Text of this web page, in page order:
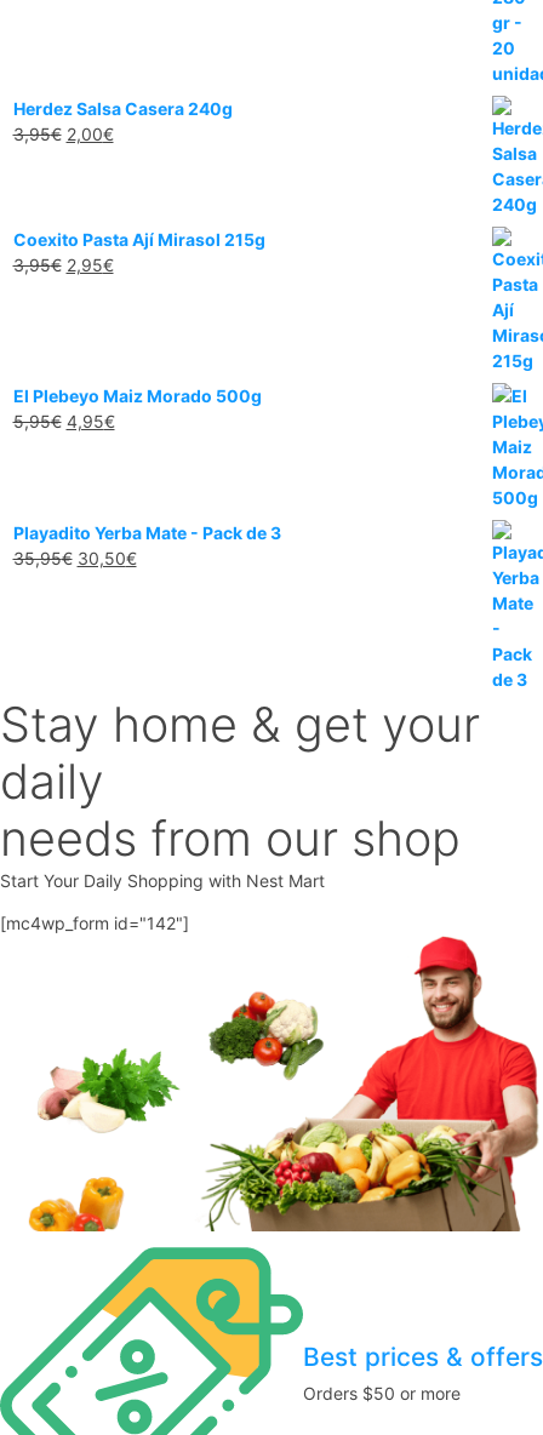
Herdez Salsa Casera 240g
3,95€ El
3,95€.
2,00€El
2,00€.
Coexito Pasta Ají Mirasol 215g
3,95€ El
2,95€El
El Plebeyo Maiz Morado 500g
5,95€ El
5,95€.
4,95€El
4,95€.
Playadito Yerba Mate - Pack de 3
35,95€ El
30,50€El
Stay home & get your
daily
needs from our shop
Start Your Daily Shopping with Nest Mart
[mc4wp_form id="142"]
Best prices & offers
Orders $50 or more